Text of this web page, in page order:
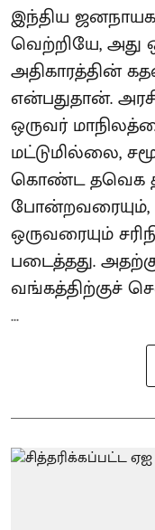
இந்திய
வெற்றியே, அது
அதிகாரத்தின்
என்பதுதான்.
ஒருவர்
மட்டுமில்லை,
கொண்ட தவெக
போன்றவரையும்,
ஒருவரையும்
படைத்தது.
வங்கத்திற்குச்
...